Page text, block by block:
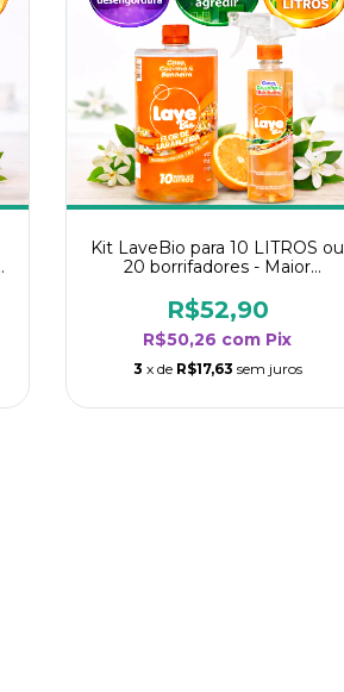
Kit LaveBio para 10 LITROS ou
20 borrifadores - Maior
de Laranjeira
R$52,90
R$50,26 com Pix
3 x de R$17,63 sem juros